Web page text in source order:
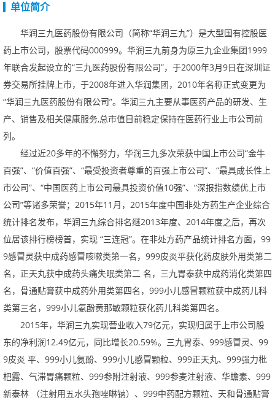
单位简介
华润三九医药股份有限公司（简称“华润三九”）是大型国有控股医
药上市公司，股票代码000999。华润三九前身为原三九企业集团1999
年联合发起设立的“三九医药股份有限公司”，于2000年3月9日在深圳证
券交易所挂牌上市，于2008年进入华润集团， 2010年名称正式变更为
“华润三九医药股份有限公司”。华润三九主要从事医药产品的研发、生
产、销售及相关健康服务,总市值目前稳定保持在医药行业上市公司前
列。
经过近20多年的不懈努力，华润三九多次荣获中国上市公司“金牛
百强”、“价值百强”、“最受投资者尊重的百强上市公司”、“最具成长性上
市公司”、“中国医药上市公司最具投资价值10强”、“深报指数绩优上市
公司”等诸多荣誉； 2015年11 月， 2015年度中国非处方药生产企业综合
统计排名发布，华润三九综合排名继2013年度、 2014年度之后，再次
位居该排行榜榜首，实现“三连冠”。在非处方药产品统计排名方面， 99
9感冒灵获中成药感冒咳嗽类第一名， 999皮炎平获化药皮肤外用类第二
名，正天丸获中成药头痛失眠类第二名，三九胃泰获中成药消化类第四
名，骨通贴膏获中成药外用类第四名， 999小儿感冒颗粒获中成药儿科
类第三名， 999小儿氨酚黄那敏颗粒获化药儿科类第四名。
2015年，华润三九实现营业收入79亿元，实现归属于上市公司股
东的净利润12.49亿元，同比增长20.59%。三九胃泰、 999感冒灵、 99
9皮炎平、 999小儿氨酚、 999小儿感冒颗粒、 999正天丸、 999强力枇
杷露、气滞胃痛颗粒、 999参附注射液、 999参麦注射液、华蟾素、 999
新泰林（注射用五水头孢唑啉钠）、 999中药配方颗粒、天和骨通贴膏